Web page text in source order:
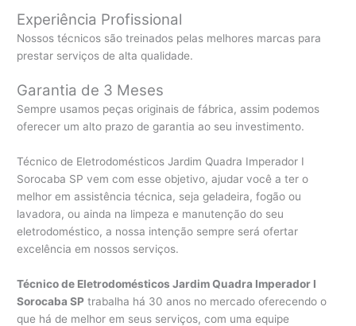
Experiência Profissional
Nossos técnicos são treinados pelas melhores marcas para
prestar serviços de alta qualidade.
Garantia de 3 Meses
Sempre usamos peças originais de fábrica, assim podemos
oferecer um alto prazo de garantia ao seu investimento.
Técnico de Eletrodomésticos Jardim Quadra Imperador I
Sorocaba SP vem com esse objetivo, ajudar você a ter o
melhor em assistência técnica, seja geladeira, fogão ou
lavadora, ou ainda na limpeza e manutenção do seu
eletrodoméstico, a nossa intenção sempre será ofertar
excelência em nossos serviços.
Técnico de Eletrodomésticos Jardim Quadra Imperador I
Sorocaba SP trabalha há 30 anos no mercado oferecendo o
que há de melhor em seus serviços, com uma equipe